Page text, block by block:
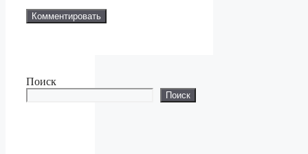
Поиск
Поиск